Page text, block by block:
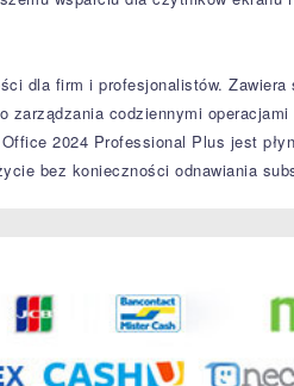
dla firm i profesjonalistów. Zawiera
codziennymi operacjami
2024 Professional Plus jest
bez konieczności odnawiania